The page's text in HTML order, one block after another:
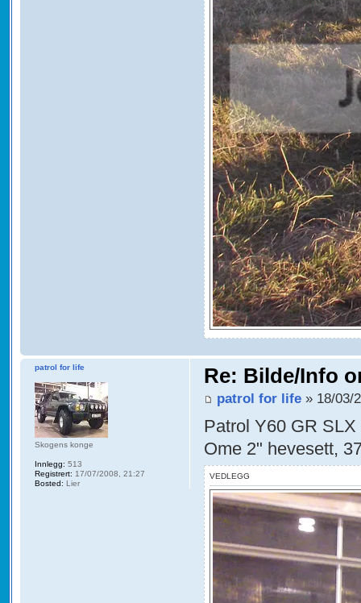
Re: Bilde/Info
patrol for life » 18/03/
Patrol Y60 GR
Ome 2" hevesett,
VEDLEGG
patrol for life
Skogens konge
Innlegg: 513
Registrert: 17/07/2008, 21:27
Bosted: Lier